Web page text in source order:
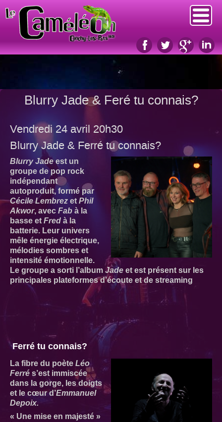
Blurry Jade & Feré tu connais?
Vendredi 24 avril 20h30
Blurry Jade & Ferré tu connais?
Blurry Jadeest un
groupe de pop rock
indépendant
autoproduit, formé par
Cécile Lembrez et Phil
Akwor, avec Fab à la
basse et Fred à la
batterie. Leur univers
mêle énergie électrique,
mélodies sombres et
intensité émotionnelle.
Le groupe a sorti l’album Jade et est présent sur les
principales plateformes d’écoute et de streaming
Ferré tu connais?
La fibre du poète Léo
Ferré s’est immiscée
dans la gorge, les doigts
et le cœur d’Emmanuel
Depoix.
« Une mise en majesté »